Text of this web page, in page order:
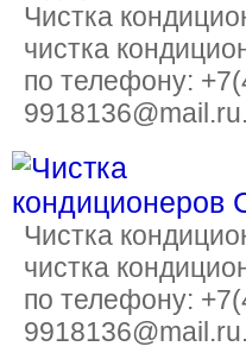
Чистка
чистка
по телефону:
Чистка
чистка
по телефону: